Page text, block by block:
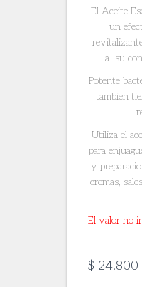
El Aceite
un
a su
Potente
tambien
Utiliza el
para
y
cremas,
El valor no
$ 24.800